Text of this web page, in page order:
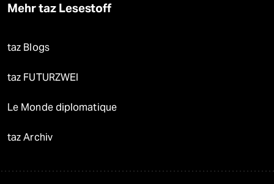
Mehr taz Lesestoff
taz Blogs
taz FUTURZWEI
Le Monde diplomatique
taz Archiv